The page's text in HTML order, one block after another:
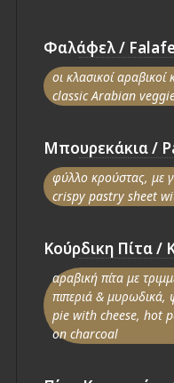
Φαλάφελ /
οι κλασικοί
classic Arabian
Μπουρεκάκια /
φύλλο κρούστας, με
crispy pastry sheet
Κούρδικη Πίτα /
αραβική πίτα με
πιπεριά &
pie with cheese, hot
on charcoal